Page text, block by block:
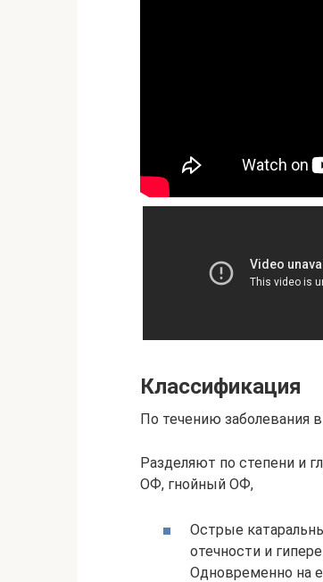
Классификация
По течению заболевания
Разделяют по степени и
ОФ, гнойный ОФ,
Острые
отечности и
Одновременно на